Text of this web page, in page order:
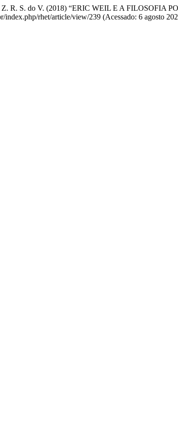
Z. R. S. do V. (2018) “ERIC WEIL E A
index.php/rhet/article/view/239 (Acessado: 6 agosto